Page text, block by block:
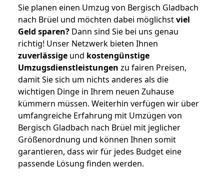
Sie planen einen Umzug von Bergisch Gladbach
nach Brüel und möchten dabei möglichstviel
Geld sparen? Dann sind Sie bei uns genau
richtig! Unser Netzwerk bieten Ihnen
zuverlässige und kostengünstige
Umzugsdienstleistungen zu fairen Preisen,
damit Sie sich um nichts anderes als die
wichtigen Dinge in Ihrem neuen Zuhause
kümmern müssen. Weiterhin verfügen wir über
umfangreiche Erfahrung mit Umzügen von
Bergisch Gladbach nach Brüel mit jeglicher
Größenordnung und können Ihnen somit
garantieren, dass wir für jedes Budget eine
passende Lösung finden werden.